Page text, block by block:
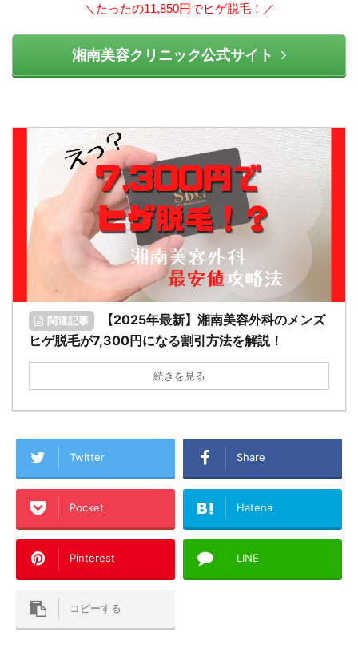
＼たったの11,850円でヒゲ脱毛！／
湘南美容クリニック公式サイト
関連記事
【2025年最新】湘南美容外科のメンズ
ヒゲ脱毛が7,300円になる割引方法を解説！
続きを見る
Twitter Share
Pocket Hatena
Pinterest LINE
コピーする